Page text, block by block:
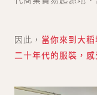
因此， 當你來到大
二十年代的服裝，